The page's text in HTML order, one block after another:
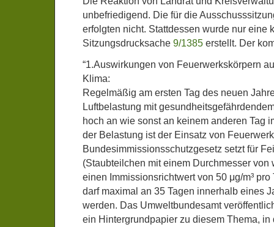
unbefriedigend. Die für die
erfolgten nicht. Stattdessen wurde nur eine
Sitzungsdrucksache 9/1385 erstellt. Der
“1.Auswirkungen von Feuerwerkskörpern
Klima:
Regelmäßig am ersten Tag des neuen
Luftbelastung mit
hoch an wie sonst an keinem anderen Tag
der Belastung ist der Einsatz von
Bundesimmissionsschutzgesetz setzt für
(Staubteilchen mit einem Durchmesser von
einen Immissionsrichtwert von 50 μg/m³ pro
darf maximal an 35 Tagen innerhalb eines
werden. Das Umweltbundesamt
ein Hintergrundpapier zu diesem Thema, in